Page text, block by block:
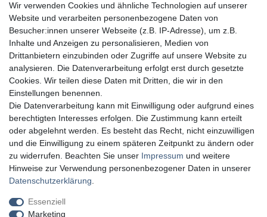
Wir verwenden Cookies und ähnliche Technologien auf unserer
Website und verarbeiten personenbezogene Daten von
Besucher:innen unserer Webseite (z.B. IP-Adresse), um z.B.
Inhalte und Anzeigen zu personalisieren, Medien von
Drittanbietern einzubinden oder Zugriffe auf unsere Website zu
analysieren. Die Datenverarbeitung erfolgt erst durch gesetzte
Cookies. Wir teilen diese Daten mit Dritten, die wir in den
Einstellungen benennen.
Die Datenverarbeitung kann mit Einwilligung oder aufgrund eines
berechtigten Interesses erfolgen. Die Zustimmung kann erteilt
oder abgelehnt werden. Es besteht das Recht, nicht einzuwilligen
und die Einwilligung zu einem späteren Zeitpunkt zu ändern oder
zu widerrufen. Beachten Sie unser Impressum und weitere
Hinweise zur Verwendung personenbezogener Daten in unserer
Daten­schutz­erklärung
Essenziell
Marketing